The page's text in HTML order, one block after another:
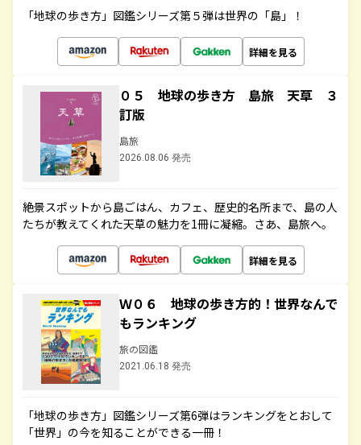
「地球の歩き方」図鑑シリーズ第５弾は世界の「島」！
詳細を見る
０５ 地球の歩き方 島旅 天草 ３
訂版
島旅
2026.08.06 発売
絶景スポットから島ごはん、カフェ、歴史的名所まで、島の人
たちが教えてくれた天草の魅力を1冊に凝縮。さあ、島旅へ。
詳細を見る
Ｗ０６ 地球の歩き方的！世界なんで
もランキング
旅の図鑑
2021.06.18 発売
「地球の歩き方」図鑑シリーズ第6弾はランキングをとおして
「世界」の今を知ることができる一冊！